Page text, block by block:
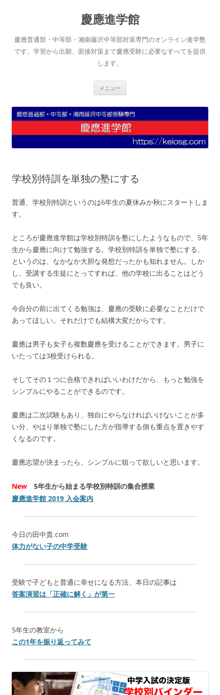
へ
ス
キ
慶應進学館
慶應普通部・中等部・湘南藤沢中等部対策専門のオンライン進学塾
です。学習から出願、面接対策まで慶應受験に必要なすべてを提供
します。
メニュー
学校別特訓を単独の塾にする
普通、学校別特訓というのは6年生の夏休みか秋にスタートしま
す。
ところが慶應進学館は学校別特訓を塾にしたようなもので、5年
生から慶應に向けて勉強する。学校別特訓を単独で塾にする、
というのは、なかなか大胆な発想だったかも知れません。しか
し、受講する生徒にとってすれば、他の学校に出ることはどう
でも良い。
今自分の前に出てくる勉強は、慶應の受験に必要なことだけで
あってほしい。それだけでも結構大変だからです。
慶應は男子も女子も複数慶應を受けることができます。男子に
いたっては3校受けられる。
そしてその１つに合格できればいいわけだから、もっと勉強を
シンプルにやることができるのです。
慶應は二次試験もあり、独自にやらなければいけないことが多
い分、やはり単独で塾にした方が指導する側も重点を置きやす
くなるのです。
慶應志望が決まったら、シンプルに狙って欲しいと思います。
New 5年生から始まる学校別特訓の集合授業
慶應進学館 2019 入会案内
今日の田中貴.com
体力がない子の中学受験
受験で子どもと普通に幸せになる方法、本日の記事は
答案演習は「正確に解く」が第一
5年生の教室から
この1年を振り返ってみて